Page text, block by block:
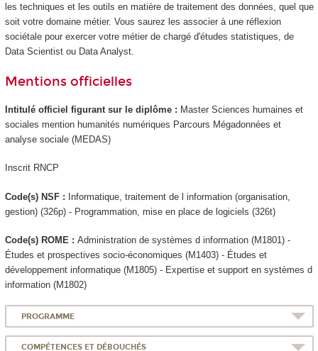
les techniques et les outils en matière de traitement des données, quel que
soit votre domaine métier. Vous saurez les associer à une réflexion
sociétale pour exercer votre métier de chargé d'études statistiques, de
Data Scientist ou Data Analyst.
Mentions officielles
Intitulé officiel figurant sur le diplôme : Master Sciences humaines et
sociales mention humanités numériques Parcours Mégadonnées et
analyse sociale (MEDAS)
Inscrit RNCP
Code(s) NSF : Informatique, traitement de l information (organisation,
gestion) (326p) - Programmation, mise en place de logiciels (326t)
Code(s) ROME : Administration de systèmes d information (M1801) -
Études et prospectives socio-économiques (M1403) - Études et
développement informatique (M1805) - Expertise et support en systèmes d
information (M1802)
PROGRAMME
COMPÉTENCES ET DÉBOUCHÉS